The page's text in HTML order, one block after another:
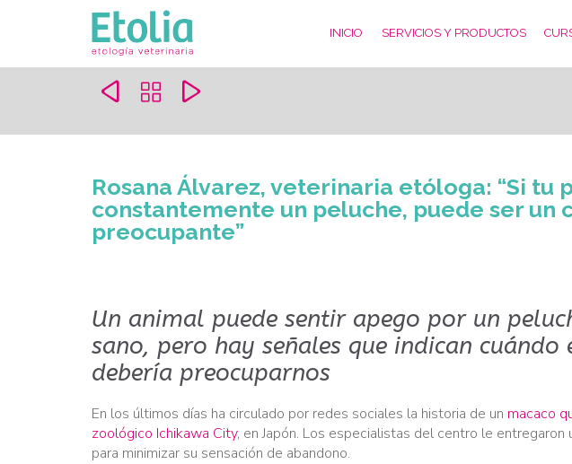
INICIO SERVICIOS Y PRODUCTOS
  
Rosana Álvarez, veterinaria etóloga: “Si tu
constantemente un peluche, puede ser un
preocupante”
Un animal puede sentir apego por un
sano, pero hay señales que indican
debería preocuparnos
En los últimos días ha circulado por redes sociales la historia de un macaco
zoológico Ichikawa City, en Japón. Los especialistas del centro le
para minimizar su sensación de abandono.